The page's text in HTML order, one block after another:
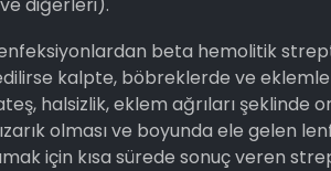
beta hemolitik
kalpte, böbreklerde ve
halsizlik, eklem ağrıları
olması ve boyunda ele gelen
için kısa sürede sonuç veren